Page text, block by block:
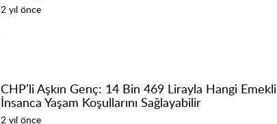
2 yıl önce
CHP’li Aşkın Genç: 14 Bin 469 Lirayla Hangi Emekli
İnsanca Yaşam Koşullarını Sağlayabilir
2 yıl önce